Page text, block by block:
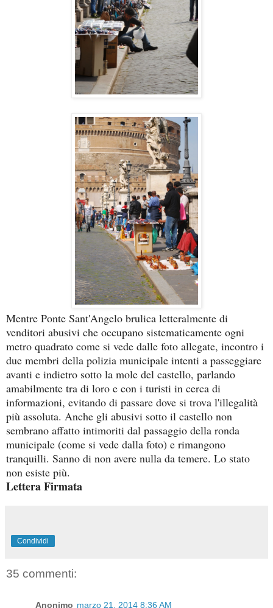
Mentre Ponte Sant'Angelo brulica letteralmente di
venditori abusivi che occupano sistematicamente ogni
metro quadrato come si vede dalle foto allegate, incontro i
due membri della polizia municipale intenti a passeggiare
avanti e indietro sotto la mole del castello, parlando
amabilmente tra di loro e con i turisti in cerca di
informazioni, evitando di passare dove si trova l'illegalità
più assoluta. Anche gli abusivi sotto il castello non
sembrano affatto intimoriti dal passaggio della ronda
municipale (come si vede dalla foto) e rimangono
tranquilli. Sanno di non avere nulla da temere. Lo stato
non esiste più.
Lettera Firmata
Condividi
35 commenti:
Anonimo marzo 21, 2014 8:36 AM